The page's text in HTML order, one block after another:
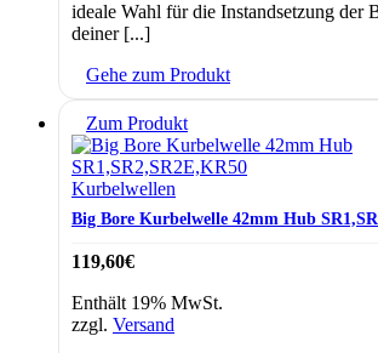
ideale Wahl für die Instandsetzung der
deiner [...]
Gehe zum Produkt
Zum Produkt
Kurbelwellen
Big Bore Kurbelwelle 42mm Hub
119,60€
Enthält 19% MwSt.
zzgl. Versand